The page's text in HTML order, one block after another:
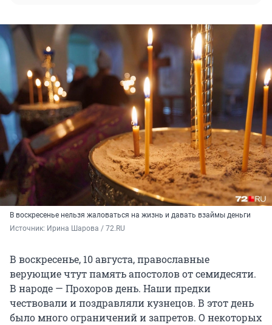
В воскресенье нельзя жаловаться на жизнь и давать взаймы деньги
Источник: Ирина Шарова / 72.RU
В воскресенье, 10 августа, православные
верующие чтут память апостолов от семидесяти.
В народе — Прохоров день. Наши предки
чествовали и поздравляли кузнецов. В этот день
было много ограничений и запретов. О некоторых